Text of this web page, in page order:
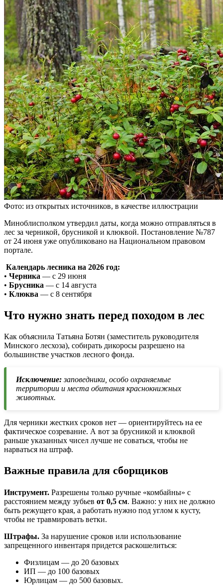
Фото: из открытых источников, в качестве иллюстрации
Миноблисполком утвердил даты, когда можно отправляться в
лес за черникой, брусникой и клюквой. Постановление №787
от 24 июня уже опубликовано на Национальном правовом
портале.
Календарь лесника на 2026 год:
• Черника — с 29 июня
• Брусника — с 14 августа
• Клюква — с 8 сентября
Что нужно знать перед походом в лес
Как объяснила Татьяна Ботян (заместитель руководителя
Минского лесхоза), собирать дикоросы разрешено на
большинстве участков лесного фонда.
Исключение:заповедники, особо охраняемые
территории и места обитания краснокнижных
животных.
Для черники жестких сроков нет — ориентируйтесь на ее
фактическое созревание. А вот за брусникой и клюквой
раньше указанных чисел лучше не соваться, чтобы не
нарваться на штраф.
Важные правила для сборщиков
Инструмент. Разрешены только ручные «комбайны» с
расстоянием между зубьев от 0,5 см. Важно: у них не должно
быть режущего края, а работать нужно под углом к кусту,
чтобы не травмировать ветки.
Штрафы. За нарушение сроков или использование
запрещенного инвентаря придется раскошелиться:
Физлицам — до 20 базовых
ИП — до 100 базовых
Юрлицам — до 500 базовых.